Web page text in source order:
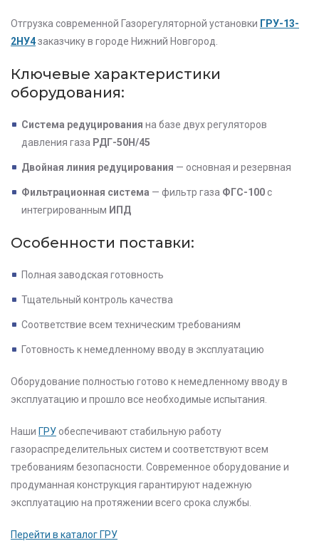
Отгрузка современной Газорегуляторной установки ГРУ-13-
2НУ4заказчику в городе Нижний Новгород.
Ключевые характеристики
оборудования:
Система редуцирования на базе двух регуляторов
давления газа РДГ-50Н/45
Двойная линия редуцирования — основная и резервная
Фильтрационная система — фильтр газа ФГС-100 с
интегрированным ИПД
Особенности поставки:
Полная заводская готовность
Тщательный контроль качества
Соответствие всем техническим требованиям
Готовность к немедленному вводу в эксплуатацию
Оборудование полностью готово к немедленному вводу в
эксплуатацию и прошло все необходимые испытания.
Наши ГРУ обеспечивают стабильную работу
газораспределительных систем и соответствуют всем
требованиям безопасности. Современное оборудование и
продуманная конструкция гарантируют надежную
эксплуатацию на протяжении всего срока службы.
Перейти в каталог ГРУ